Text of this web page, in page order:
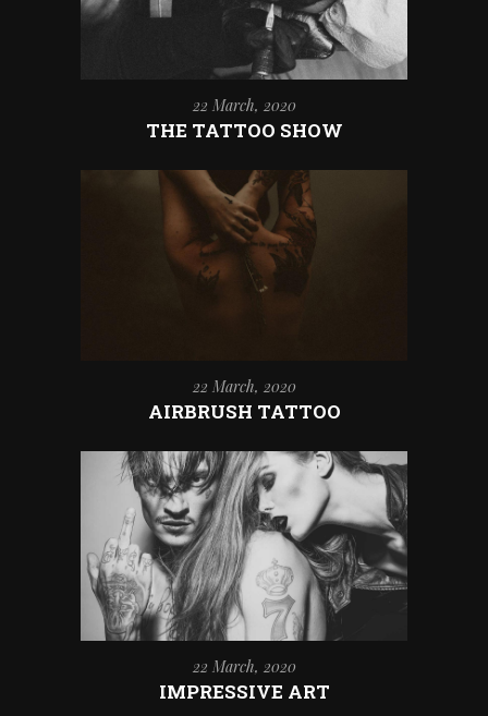
22 March, 2020
THE TATTOO SHOW
22 March, 2020
AIRBRUSH TATTOO
22 March, 2020
IMPRESSIVE ART